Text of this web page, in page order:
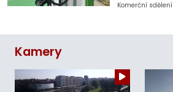
Komerční sdělení
Kamery